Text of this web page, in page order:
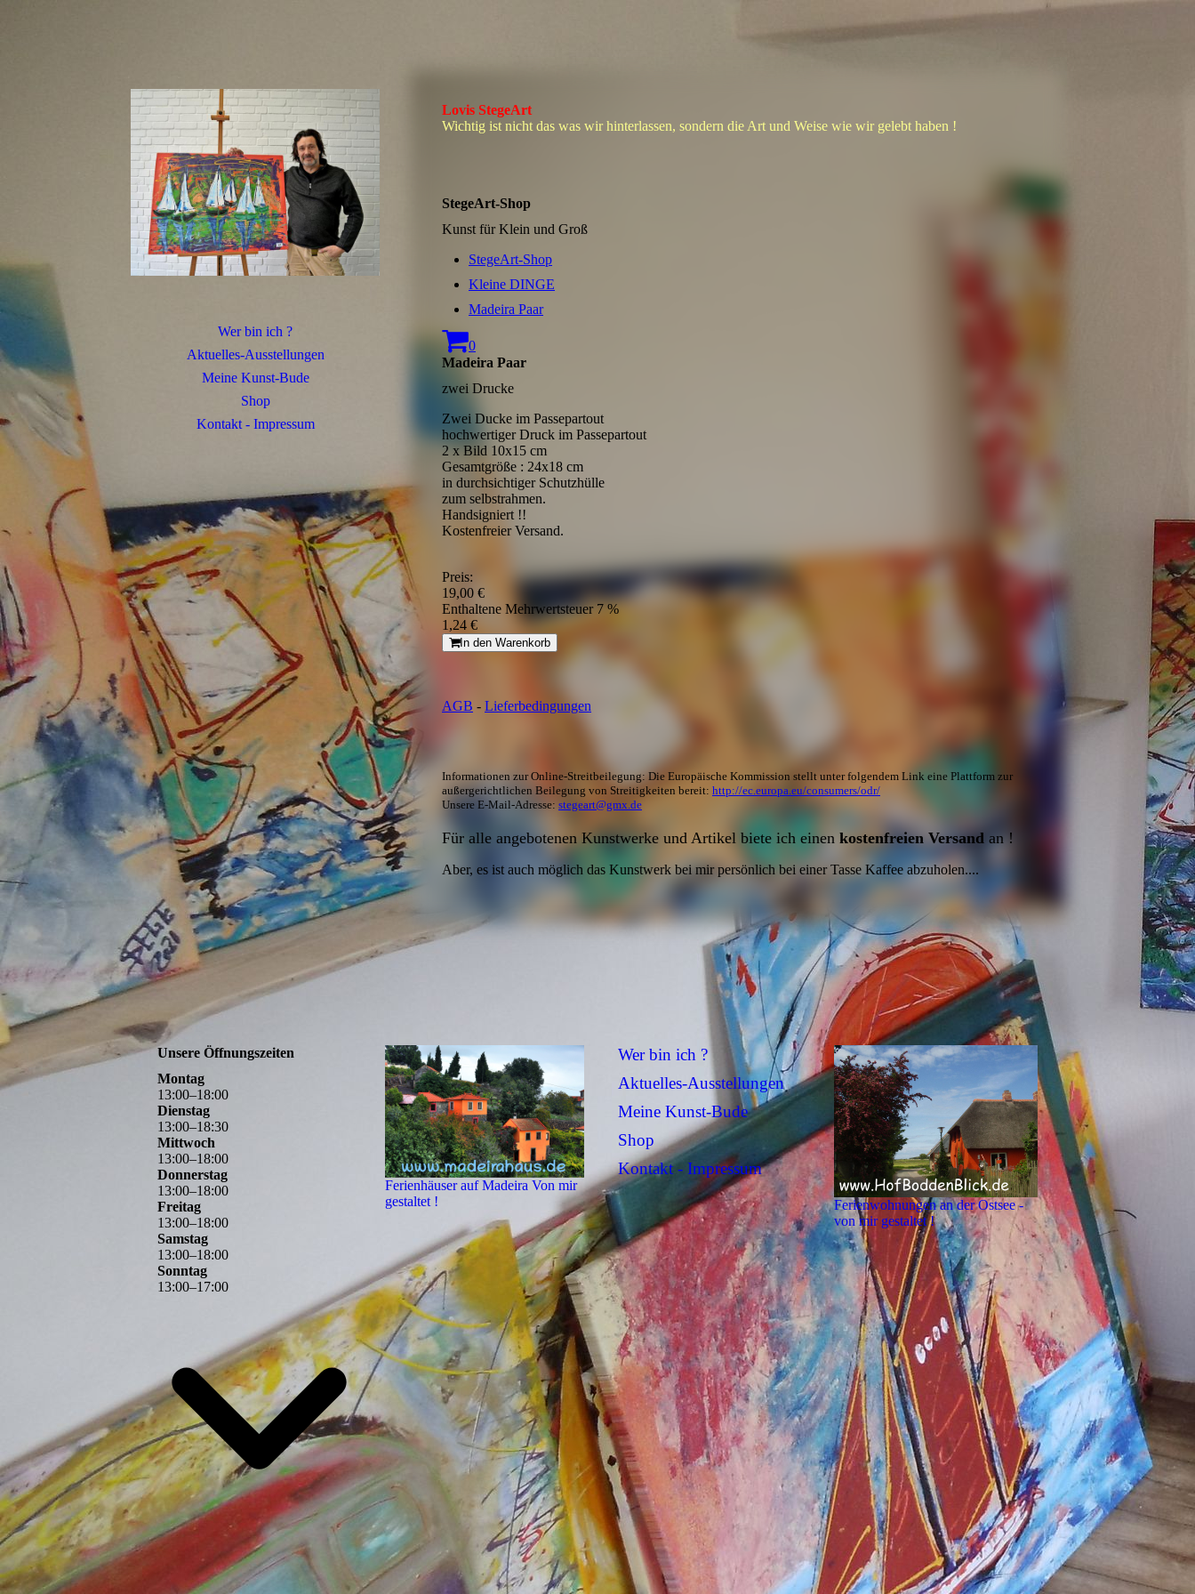
Wer bin ich ?
Aktuelles-Ausstellungen
Meine Kunst-Bude
Shop
Kontakt - Impressum
Lovis StegeArt
Wichtig ist nicht das was wir hinterlassen, sondern die Art und Weise wie wir gelebt haben !
StegeArt-Shop
Kunst für Klein und Groß
StegeArt-Shop
Kleine DINGE
Madeira Paar
0
Madeira Paar
zwei Drucke
Zwei Ducke im Passepartout
hochwertiger Druck im Passepartout
2 x Bild 10x15 cm
Gesamtgröße : 24x18 cm
in durchsichtiger Schutzhülle
zum selbstrahmen.
Handsigniert !!
Kostenfreier Versand.
Preis:
19,00 €
Enthaltene Mehrwertsteuer 7 %
1,24 €
In den Warenkorb
AGB - Lieferbedingungen
Informationen zur Online-Streitbeilegung: Die Europäische Kommission stellt unter folgendem Link eine Plattform zur
außergerichtlichen Beilegung von Streitigkeiten bereit: http://ec.europa.eu/consumers/odr/
Unsere E-Mail-Adresse: stegeart@gmx.de
Für alle angebotenen Kunstwerke und Artikel biete ich einen kostenfreien Versand an !
Aber, es ist auch möglich das Kunstwerk bei mir persönlich bei einer Tasse Kaffee abzuholen....
Unsere Öffnungszeiten
Montag
13:00–18:00
Dienstag
13:00–18:30
Mittwoch
13:00–18:00
Donnerstag
13:00–18:00
Freitag
13:00–18:00
Samstag
13:00–18:00
Sonntag
13:00–17:00
Ferienhäuser auf Madeira Von mir
gestaltet !
Wer bin ich ?
Aktuelles-Ausstellungen
Meine Kunst-Bude
Shop
Kontakt - Impressum
Ferienwohnungen an der Ostsee -
von mir gestaltet !